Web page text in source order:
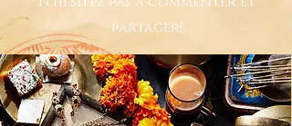
partager!